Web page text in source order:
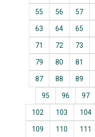
55 56 57
63 64 65
71 72 73
79 80 81
87 88 89
95 96 97
102 103 104
109 110 111